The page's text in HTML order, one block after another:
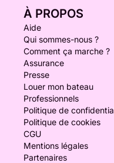
À PROPOS
Aide
Qui sommes-nous ?
Comment ça marche ?
Assurance
Presse
Louer mon bateau
Professionnels
Politique de
Politique de cookies
CGU
Mentions légales
Partenaires